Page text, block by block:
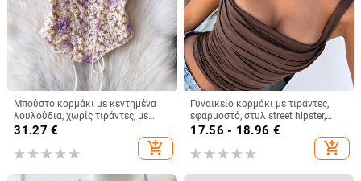
Μπούστο κορμάκι με κεντημένα
λουλούδια, χωρίς τιράντες, με
οστά, κοντό μήκος, θηλυκή
31.27 €
add_shopping_cart
Γυναικείο κορμάκι με τιράντες,
εφαρμοστό, στυλ street hipster,
κοντό μήκος, πολυεστέρας με
17.56 - 18.96 €
add_shopping_cart